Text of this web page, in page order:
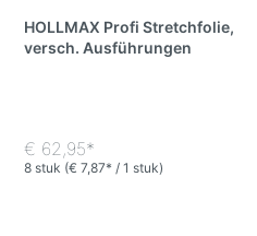
HOLLMAX Profi Stretchfolie,
versch. Ausführungen
€ 62,95*
8 stuk (€ 7,87* / 1 stuk)